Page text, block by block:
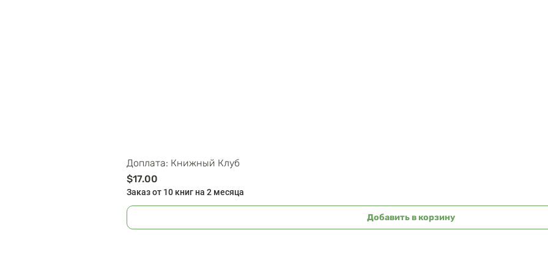
Доплата: Книжный Клуб
Цена
$17.00
Заказ от 10 книг на 2 месяца
Добавить в корзину